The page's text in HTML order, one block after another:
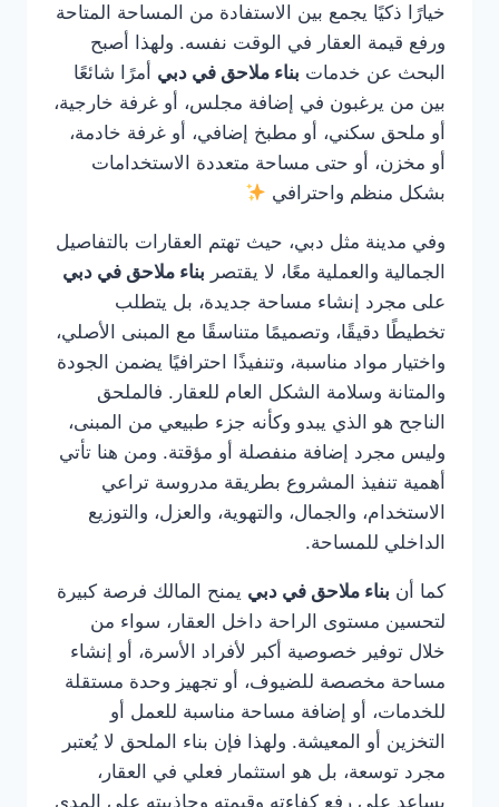
خيارًا ذكيًا يجمع بين الاستفادة من المساحة المتاحة
ورفع قيمة العقار في الوقت نفسه. ولهذا أصبح
البحث عن خدمات بناء ملاحق في دبي أمرًا شائعًا
بين من يرغبون في إضافة مجلس، أو غرفة خارجية،
أو ملحق سكني، أو مطبخ إضافي، أو غرفة خادمة،
أو مخزن، أو حتى مساحة متعددة الاستخدامات
بشكل منظم واحترافي
وفي مدينة مثل دبي، حيث تهتم العقارات بالتفاصيل
الجمالية والعملية معًا، لا يقتصر بناء ملاحق في دبي
على مجرد إنشاء مساحة جديدة، بل يتطلب
تخطيطًا دقيقًا، وتصميمًا متناسقًا مع المبنى الأصلي،
واختيار مواد مناسبة، وتنفيذًا احترافيًا يضمن الجودة
والمتانة وسلامة الشكل العام للعقار. فالملحق
الناجح هو الذي يبدو وكأنه جزء طبيعي من المبنى،
وليس مجرد إضافة منفصلة أو مؤقتة. ومن هنا تأتي
أهمية تنفيذ المشروع بطريقة مدروسة تراعي
الاستخدام، والجمال، والتهوية، والعزل، والتوزيع
الداخلي للمساحة.
كما أن بناء ملاحق في دبي يمنح المالك فرصة كبيرة
لتحسين مستوى الراحة داخل العقار، سواء من
خلال توفير خصوصية أكبر لأفراد الأسرة، أو إنشاء
مساحة مخصصة للضيوف، أو تجهيز وحدة مستقلة
للخدمات، أو إضافة مساحة مناسبة للعمل أو
التخزين أو المعيشة. ولهذا فإن بناء الملحق لا يُعتبر
مجرد توسعة، بل هو استثمار فعلي في العقار،
يساعد على رفع كفاءته وقيمته وجاذبيته على المدى